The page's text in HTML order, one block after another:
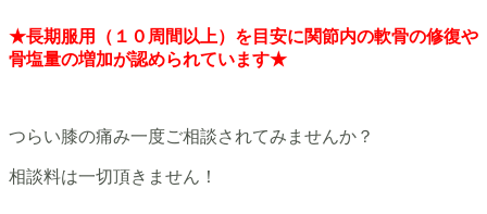
★長期服用（１０周間以上）を目安に関節内の軟骨の修復や
骨塩量の増加が認められています★
つらい膝の痛み一度ご相談されてみませんか？
相談料は一切頂きません！